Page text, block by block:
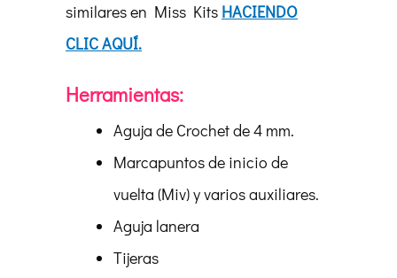
similares en Miss Kits HACIENDO
CLIC AQUÍ.
Herramientas:
Aguja de Crochet de 4 mm.
Marcapuntos de inicio de
vuelta (Miv) y varios auxiliares.
Aguja lanera
Tijeras